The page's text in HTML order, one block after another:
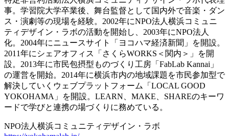
事。学習院大学卒業後、舞台監督として国内外で音楽・ダン
ス・演劇等の現場を経験。2002年にNPO法人横浜コミュニ
ティデザイン・ラボの活動を開始し、2003年にNPO法人
化。2004年にニュースサイト「ヨコハマ経済新聞」を開設。
2011年にシェアオフィス「さくらWORKS＜関内＞」を開
設。2013年に市民包摂型ものづくり工房「FabLab Kannai」
の運営を開始。2014年に横浜市内の地域課題を市民参加型で
解決していくウェブプラットフォーム「LOCAL GOOD
YOKOHAMA」を開設。LEARN、MAKE、SHAREのキーワ
ードで学びと連携の場づくりに務めている。
NPO法人横浜コミュニティデザイン・ラボ